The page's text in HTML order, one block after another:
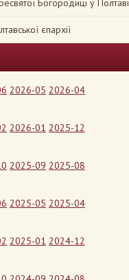
Богородиці у Полтаві
єпархії
2026-05 2026-04
2026-01 2025-12
2025-09 2025-08
2025-05 2025-04
2025-01 2024-12